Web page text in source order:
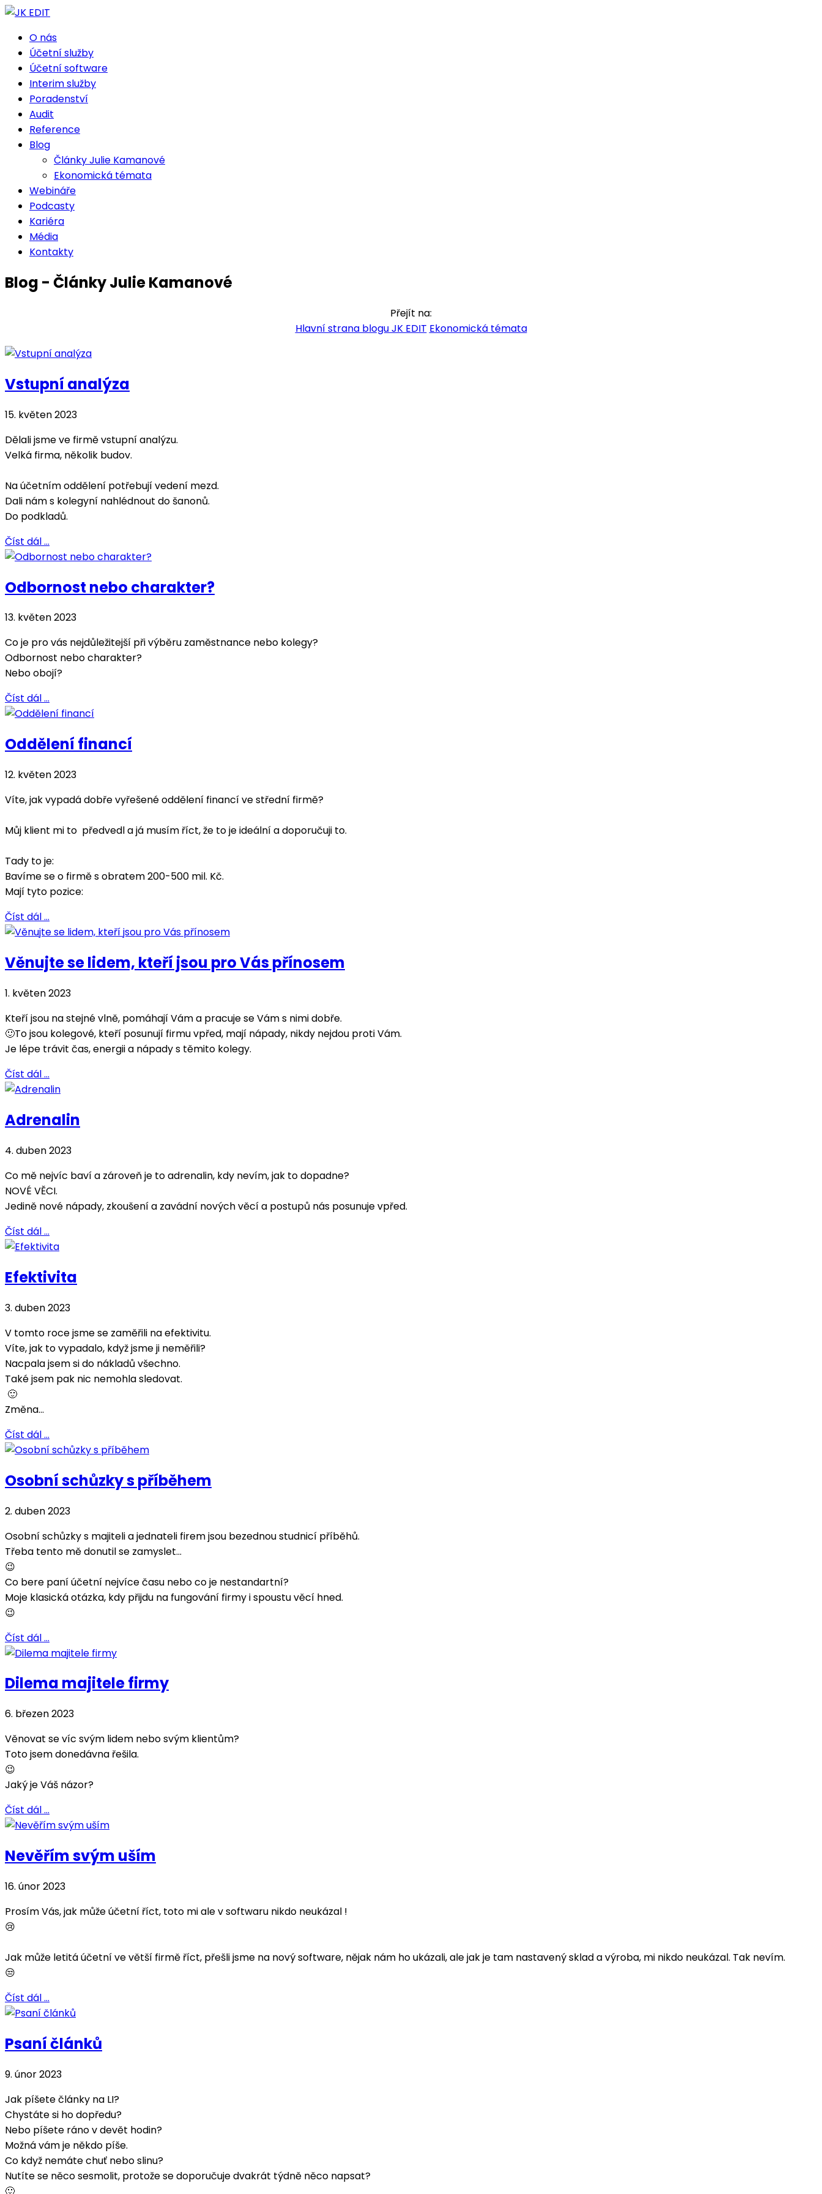
O nás
Účetní služby
Účetní software
Interim služby
Poradenství
Audit
Reference
Blog
Články Julie Kamanové
Ekonomická témata
Webináře
Podcasty
Kariéra
Média
Kontakty
Blog - Články Julie Kamanové
Přejít na:
Hlavní strana blogu JK EDIT Ekonomická témata
Vstupní analýza
15. květen 2023
Dělali jsme ve firmě vstupní analýzu.
Velká firma, několik budov.
Na účetním oddělení potřebují vedení mezd.
Dali nám s kolegyní nahlédnout do šanonů.
Do podkladů.
Číst dál …
Odbornost nebo charakter?
13. květen 2023
Co je pro vás nejdůležitejší při výběru zaměstnance nebo kolegy?
Odbornost nebo charakter?
Nebo obojí?
Číst dál …
Oddělení financí
12. květen 2023
Víte, jak vypadá dobře vyřešené oddělení financí ve střední firmě?
Můj klient mi to předvedl a já musím říct, že to je ideální a doporučuji to.
Tady to je:
Bavíme se o firmě s obratem 200-500 mil. Kč.
Mají tyto pozice:
Číst dál …
Věnujte se lidem, kteří jsou pro Vás přínosem
1. květen 2023
Kteří jsou na stejné vlně, pomáhají Vám a pracuje se Vám s nimi dobře.
🙂To jsou kolegové, kteří posunují firmu vpřed, mají nápady, nikdy nejdou proti Vám.
Je lépe trávit čas, energii a nápady s těmito kolegy.
Číst dál …
Adrenalin
4. duben 2023
Co mě nejvíc baví a zároveň je to adrenalin, kdy nevím, jak to dopadne?
NOVÉ VĚCI.
Jedině nové nápady, zkoušení a zavádní nových věcí a postupů nás posunuje vpřed.
Číst dál …
Efektivita
3. duben 2023
V tomto roce jsme se zaměřili na efektivitu.
Víte, jak to vypadalo, když jsme ji neměřili?
Nacpala jsem si do nákladů všechno.
Také jsem pak nic nemohla sledovat.
🙂
Změna...
Číst dál …
Osobní schůzky s příběhem
2. duben 2023
Osobní schůzky s majiteli a jednateli firem jsou bezednou studnicí příběhů.
Třeba tento mě donutil se zamyslet...
😉
Co bere paní účetní nejvíce času nebo co je nestandartní?
Moje klasická otázka, kdy přijdu na fungování firmy i spoustu věcí hned.
😉
Číst dál …
Dilema majitele firmy
6. březen 2023
Věnovat se víc svým lidem nebo svým klientům?
Toto jsem donedávna řešila.
😉
Jaký je Váš názor?
Číst dál …
Nevěřím svým uším
16. únor 2023
Prosím Vás, jak může účetní říct, toto mi ale v softwaru nikdo neukázal !
😢
Jak může letitá účetní ve větší firmě říct, přešli jsme na nový software, nějak nám ho ukázali, ale jak je tam nastavený sklad a výroba, mi nikdo neukázal. Tak nevím.
😒
Číst dál …
Psaní článků
9. únor 2023
Jak píšete články na LI?
Chystáte si ho dopředu?
Nebo píšete ráno v devět hodin?
Možná vám je někdo píše.
Co když nemáte chuť nebo slinu?
Nutíte se něco sesmolit, protože se doporučuje dvakrát týdně něco napsat?